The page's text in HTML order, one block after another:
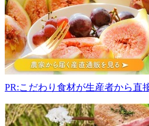
586-
0011
大
阪
府
河
内
長
野
市
PR:こだわり食材が生産者から直